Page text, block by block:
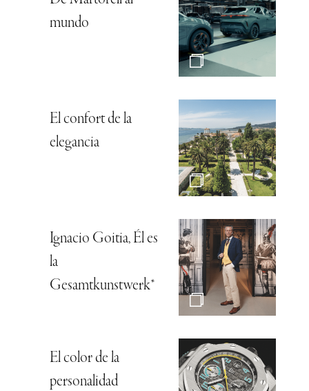
mundo
El confort de la
elegancia
Ignacio Goitia, Él es
la
Gesamtkunstwerk*
El color de la
personalidad